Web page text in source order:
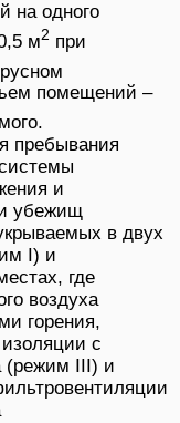
на одного
м2 при
помещений –
пребывания
и
убежищ
в двух
I) и
где
воздуха
горения,
с
(режим III) и